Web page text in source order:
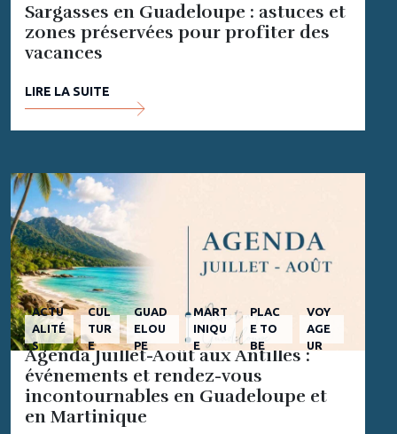
Sargasses en Guadeloupe : astuces et
zones préservées pour profiter des
vacances
LIRE LA SUITE
ACTU
ALITÉ
S
CUL
TUR
E
GUAD
ELOU
PE
MART
INIQU
E
PLAC
E TO
BE
VOY
AGE
UR
Agenda Juillet-Août aux Antilles :
événements et rendez-vous
incontournables en Guadeloupe et
en Martinique